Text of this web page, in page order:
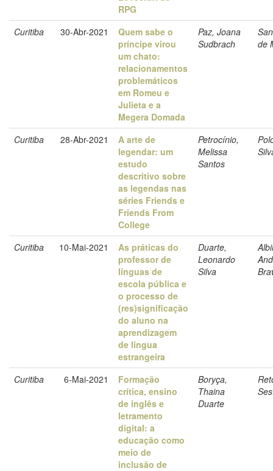
RPG
Curitiba 30-Abr-2021
Quem sabe o
príncipe virou
um chato:
relacionamentos
problemáticos
em Romeu e
Julieta e a
Megera Domada
Paz, Joana
Sudbrach
de
Curitiba 28-Abr-2021
A arte de
legendar: um
estudo
descritivo sobre
as legendas nas
séries Friends e
Friends From
College
Petrocínio,
Melissa
Santos
Curitiba 10-Mai-2021
As práticas do
professor de
línguas de
escola pública e
o processo de
(res)significação
do aluno na
aprendizagem
de língua
estrangeira
Duarte,
Leonardo
Silva
Curitiba 6-Mai-2021
Formação
crítica, ensino
de inglês e
letramento
digital: a
educação como
meio de
inclusão de
Boryça,
Thaina
Duarte